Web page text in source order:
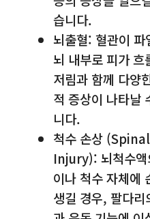
습니다.
뇌출혈: 혈관이 파
뇌 내부로 피가 흐
저림과 함께 다양
적 증상이 나타날
니다.
척수 손상
Injury): 뇌척수액
이나 척수 자체에
생길 경우, 팔다리